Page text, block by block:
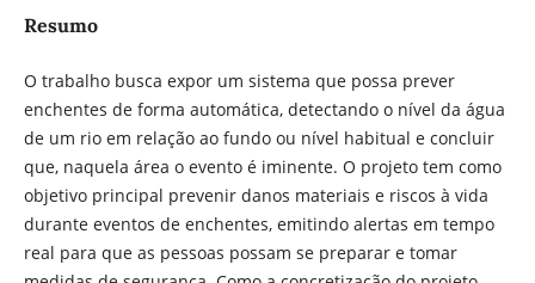
Resumo
O trabalho busca expor um sistema que possa prever
enchentes de forma automática, detectando o nível da água
de um rio em relação ao fundo ou nível habitual e concluir
que, naquela área o evento é iminente. O projeto tem como
objetivo principal prevenir danos materiais e riscos à vida
durante eventos de enchentes, emitindo alertas em tempo
real para que as pessoas possam se preparar e tomar